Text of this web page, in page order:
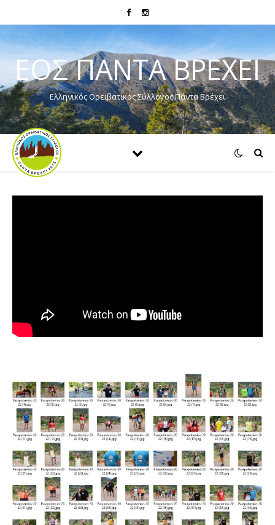
ΕΟΣ ΠΑΝΤΑ ΒΡΕΧΕΙ
Ελληνικός Ορειβατικός Σύλλογος Πάντα Βρέχει